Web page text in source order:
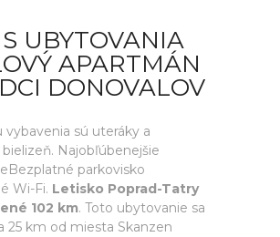
UBYTOVANIA
APARTMÁN
DONOVALOV
vybavenia sú uteráky a
Najobľúbenejšie
parkovisko
Wi-Fi. Letisko Poprad-Tatry
102 km. Toto ubytovanie sa
25 km od miesta Skanzen